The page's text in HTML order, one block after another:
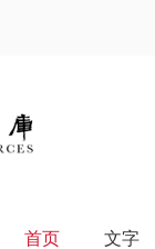
首页 文字